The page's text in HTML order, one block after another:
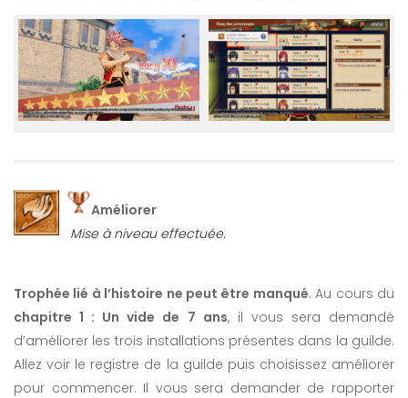
Améliorer
Mise à niveau effectuée.
Trophée lié à l’histoire ne peut être manqué. Au cours du
chapitre 1 : Un vide de 7 ans, il vous sera demandé
d’améliorer les trois installations présentes dans la guilde.
Allez voir le registre de la guilde puis choisissez améliorer
pour commencer. Il vous sera demander de rapporter